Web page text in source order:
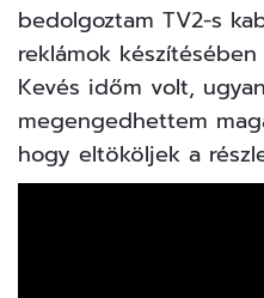
bedolgoztam TV2-s
reklámok
Kevés időm volt,
megengedhettem
hogy eltököljek a